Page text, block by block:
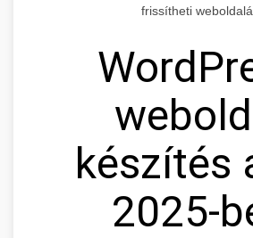
frissítheti
készítés
2025-